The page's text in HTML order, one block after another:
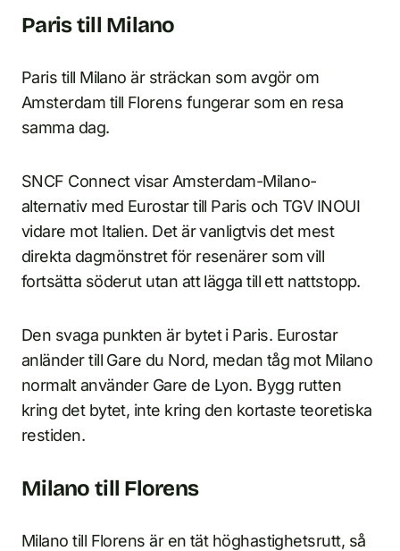
Paris till Milano
Paris till Milano är sträckan som avgör om
Amsterdam till Florens fungerar som en resa
samma dag.
SNCF Connect visar Amsterdam-Milano-
alternativ med Eurostar till Paris och TGV INOUI
vidare mot Italien. Det är vanligtvis det mest
direkta dagmönstret för resenärer som vill
fortsätta söderut utan att lägga till ett nattstopp.
Den svaga punkten är bytet i Paris. Eurostar
anländer till Gare du Nord, medan tåg mot Milano
normalt använder Gare de Lyon. Bygg rutten
kring det bytet, inte kring den kortaste teoretiska
restiden.
Milano till Florens
Milano till Florens är en tät höghastighetsrutt, så